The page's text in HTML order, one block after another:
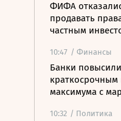
ФИФА
продавать
частным
10:47 / Финансы
Банки
краткосрочным
максимума с
10:32 / Политика